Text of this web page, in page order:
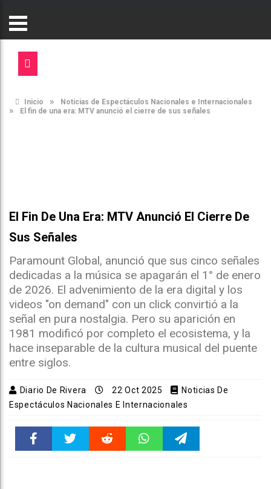
Inicio » Noticias de Espectáculos Nacionales e Internacionales
» El fin de una era: MTV anunció el cierre de sus señales
El Fin De Una Era: MTV Anunció El Cierre De
Sus Señales
Paramount Global, anunció que sus cinco señales
dedicadas a la música se apagarán el 1° de enero
de 2026. El advenimiento de la era digital y los
videos "on demand" con un click convirtió a la
señal en pura nostalgia. Pero su aparición en
1981 modificó por completo el ecosistema, y la
hace inseparable de la cultura musical del puente
entre siglos.
Diario De Rivera 22 Oct 2025
Noticias De
Espectáculos Nacionales E Internacionales